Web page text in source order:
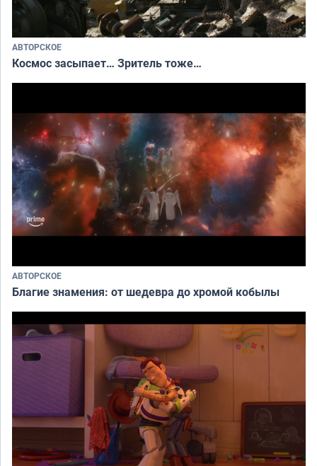
АВТОРСКОЕ
Космос засыпает… Зритель тоже…
АВТОРСКОЕ
Благие знамения: от шедевра до хромой кобылы